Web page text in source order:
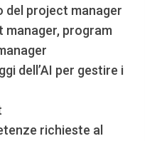
del project manager
program
dell’AI per gestire i
richieste al